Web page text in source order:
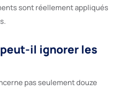
sont réellement appliqués
il ignorer les
pas seulement douze